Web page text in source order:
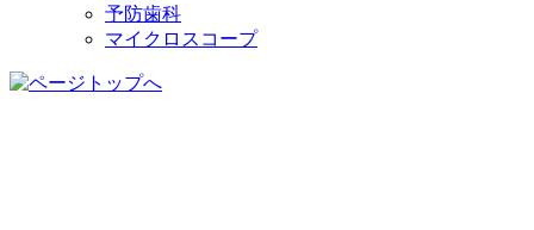
予防歯科
マイクロスコープ